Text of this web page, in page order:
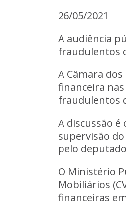
26/05/2021
A audiência
fraudulentos
A Câmara
financeira
fraudulentos
A discussão é
supervisão
pelo
O Ministério
Mobiliários
financeiras